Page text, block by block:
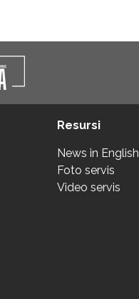
Resursi
News in English
Foto servis
Video servis